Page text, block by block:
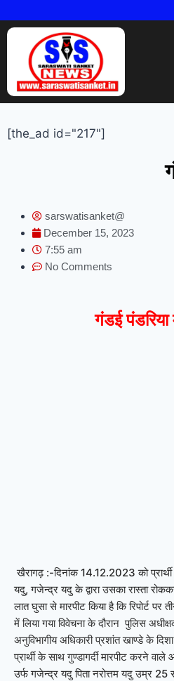
[the_ad id="217"]
sarswatisanket@
December 15, 2023
7:55 am
No Comments
गंडई
खैरागढ़ :-दिनांक 14.12.2023 को प्रार्थी
यदु, गजेन्द्र यदु के द्वारा उसका रास्ता
लात घुसा से मारपीट किया है कि रिपोर्ट
में लिया गया विवेचना के दौरान पुलिस
अनुविभागीय अधिकारी प्रशांत खाण्डे के
प्रार्थी के साथ गुण्डागर्दी मारपीट करने
उर्फ गजेन्द्र यदु पिता नरोत्तम यदु उम्र 25